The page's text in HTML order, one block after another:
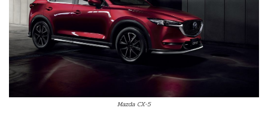
Mazda CX-5